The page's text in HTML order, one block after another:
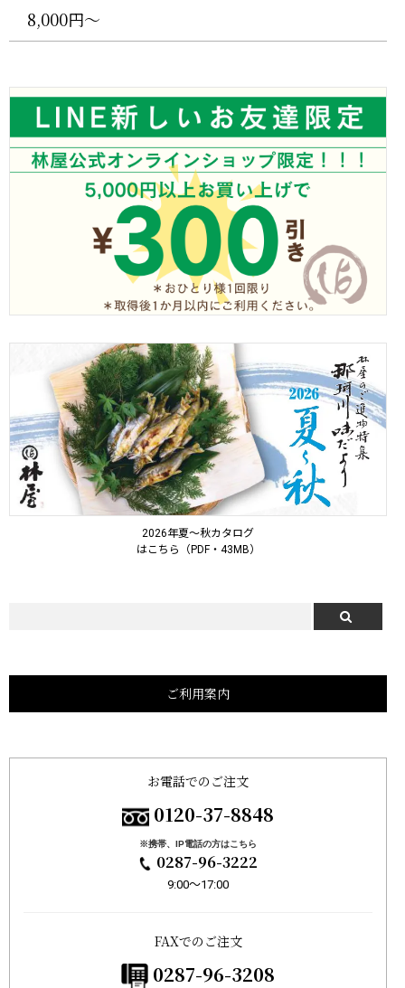
8,000円〜
2026年夏～秋カタログ
はこちら（PDF・43MB）
ご利用案内
お電話でのご注文
0120-37-8848
※携帯、IP電話の方はこちら
0287-96-3222
9:00〜17:00
FAXでのご注文
0287-96-3208